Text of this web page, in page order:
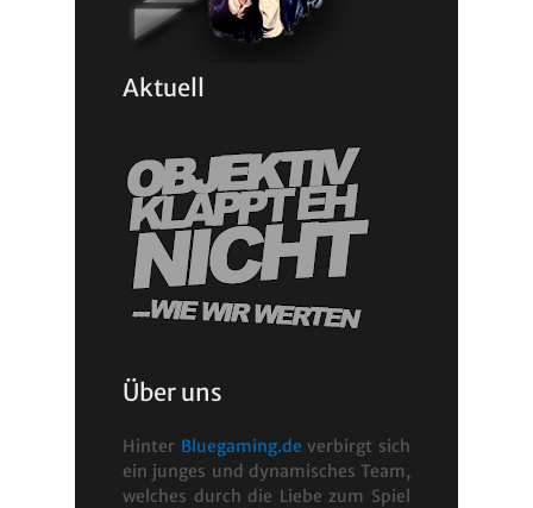
Aktuell
Über uns
Hinter Bluegaming.de verbirgt sich
ein junges und dynamisches Team,
welches durch die Liebe zum Spiel